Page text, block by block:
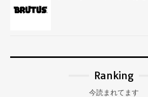
Ranking
今読まれてます